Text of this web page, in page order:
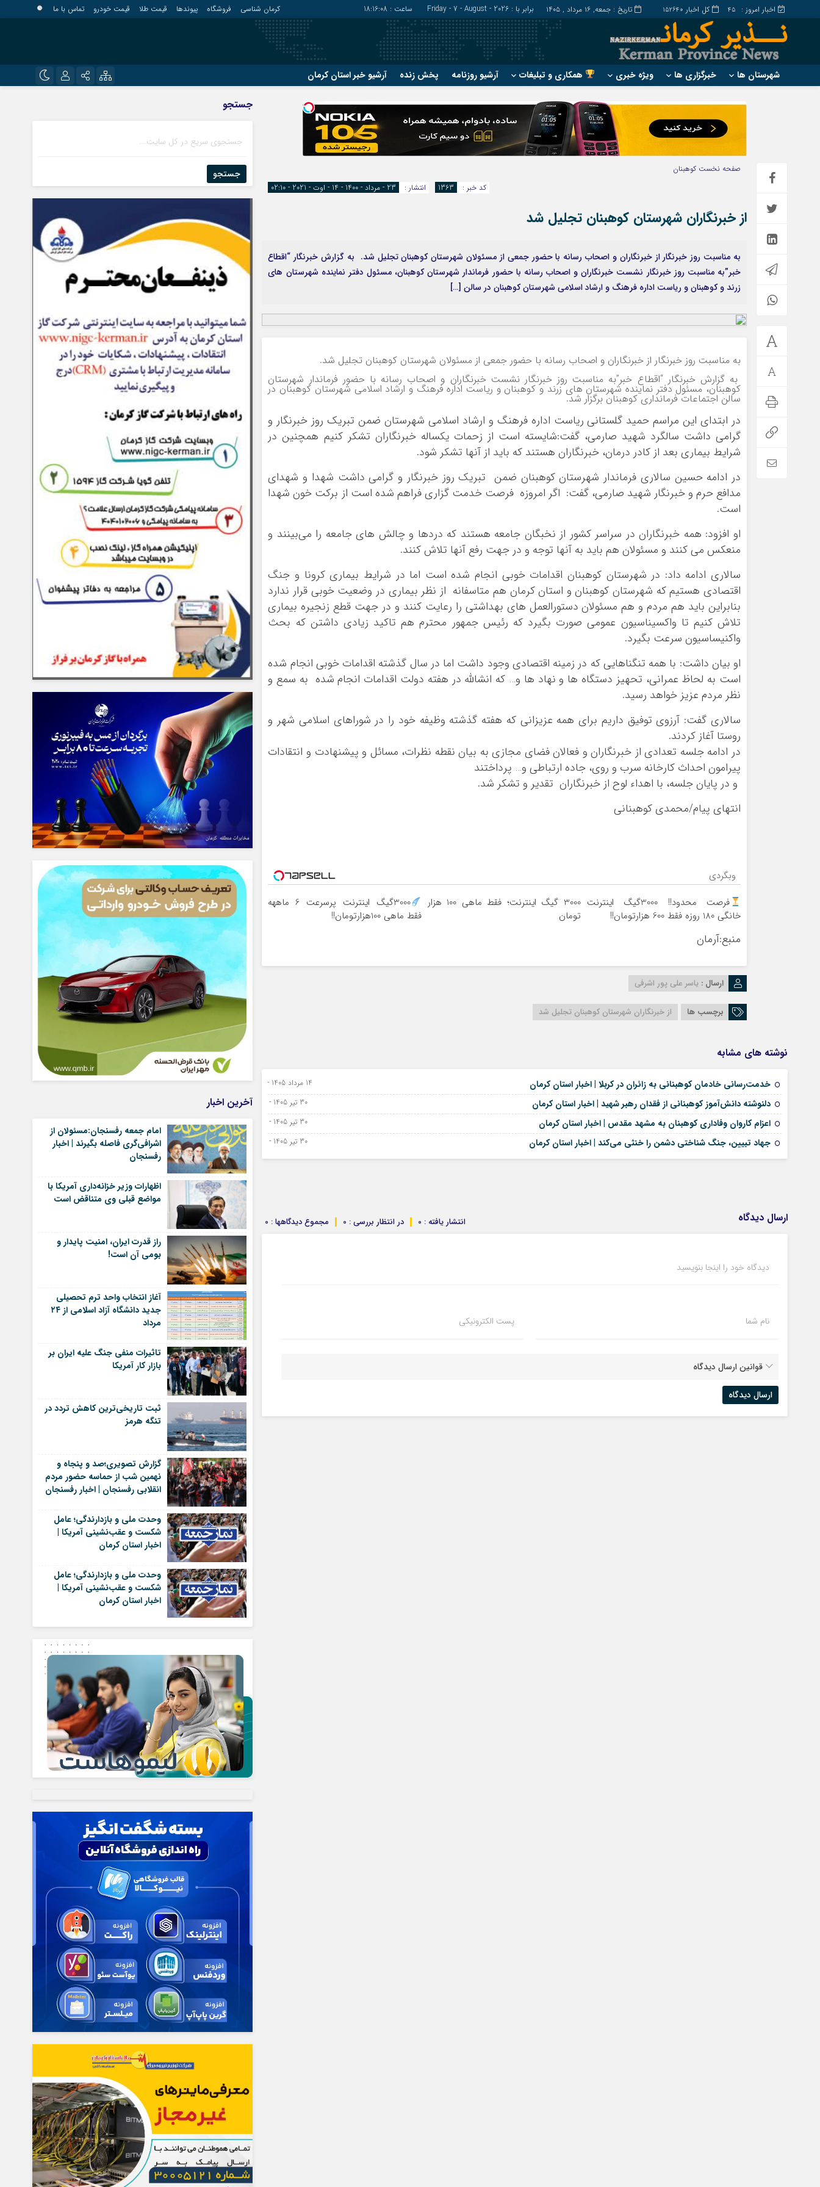
کل اخبار 152640 اخبار امروز : 45 تاریخ : جمعه, ۱۶ مرداد , ۱۴۰۵ برابر با : Friday - 7 - August - 2026 ساعت : 18:16:09 کرمان شناسی فروشگاه پیوندها قیمت طلا قیمت خودرو تماس با ما
شهرستان ها خبرگزاری ها ویژه خبری همکاری و تبلیغات آرشیو روزنامه پخش زنده آرشیو خبر استان کرمان
روبیکا
رمز عبور
بردسیر
بم
جیرفت
رابر
رفسنجان
ریگان
زرند
شهربابک
فاریاب
کهنوج
نرماشیر
صفحه نخست کوهبنان
انتشار :
23 - مرداد - 1400 - 14 - اوت - 2021 - 02:10 کد خبر : 1363
از خبرنگاران شهرستان کوهبنان تجلیل شد
به مناسبت روز خبرنگار از خبرنگاران و اصحاب رسانه با حضور جمعی از مسئولان شهرستان کوهبنان تجلیل شد. به گزارش خبرنگار “اقطاع
خبر”به مناسبت روز خبرنگار نشست خبرنگاران و اصحاب رسانه با حضور فرماندار شهرستان کوهبنان، مسئول دفتر نماینده شهرستان های
زرند و کوهبنان و ریاست اداره فرهنگ و ارشاد اسلامی شهرستان کوهبنان در سالن […]
به مناسبت روز خبرنگار از خبرنگاران و اصحاب رسانه با حضور جمعی از مسئولان شهرستان کوهبنان تجلیل شد.
به گزارش خبرنگار “اقطاع خبر”به مناسبت روز خبرنگار نشست خبرنگاران و اصحاب رسانه با حضور فرماندار شهرستان
کوهبنان، مسئول دفتر نماینده شهرستان های زرند و کوهبنان و ریاست اداره فرهنگ و ارشاد اسلامی شهرستان کوهبنان در
سالن اجتماعات فرماندارى کوهبنان برگزار شد.
در ابتدای این مراسم حمید گلستانی ریاست اداره فرهنگ و ارشاد اسلامی شهرستان ضمن تبریک روز خبرنگار و
گرامی داشت سالگرد شهید صارمی، گفت:شایسته است از زحمات یکساله خبرنگاران تشکر کنیم همچنین در
شرایط بیماری بعد از کادر درمان، خبرنگاران هستند که باید از آنها تشکر شود.
در ادامه حسین سالاری فرماندار شهرستان کوهبنان ضمن تبریک روز خبرنگار و گرامی داشت شهدا و شهدای
مدافع حرم و خبرنگار شهید صارمی، گفت: اگر امروزه فرصت خدمت گزاری فراهم شده است از برکت خون شهدا
است.
او افزود: همه خبرنگاران در سراسر کشور از نخبگان جامعه هستند که دردها و چالش های جامعه را می‌بینند و
منعکس می کنند و مسئولان هم باید به آنها توجه و در جهت رفع آنها تلاش کنند.
سالاری ادامه داد: در شهرستان کوهبنان اقدامات خوبی انجام شده است اما در شرایط بیماری کرونا و جنگ
اقتصادی هستیم که شهرستان کوهبنان و استان کرمان هم متاسفانه از نظر بیماری در وضعیت خوبی قرار ندارد
بنابراین باید هم مردم و هم مسئولان دستورالعمل های بهداشتی را رعایت کنند و در جهت قطع زنجیره بیماری
تلاش کنیم تا واکسیناسیون عمومی صورت بگیرد‌ که رئیس جمهور محترم هم تاکید زیادی داشتن که بحث
واکنیساسیون سرعت بگیرد.
او بیان داشت: با همه تنگناهایی که در زمینه اقتصادی وجود داشت اما در سال گذشته اقدامات خوبی انجام شده
است به لحاظ عمرانی، تحهیز دستگاه ها و نهاد ها و… که انشالله در هفته دولت اقدامات انجام شده به سمع و
نظر مردم عزیز خواهد رسید.
سالاری گفت: آرزوی توفیق داریم برای همه عزیزانی که هفته گذشته وظیفه خود را در شوراهای اسلامی شهر و
روستا آغاز کردند.
در ادامه جلسه تعدادی از خبرنگاران و فعالان فضای مجازی به بیان نقطه نظرات، مسائل و پیشنهادت و انتقادات
پیرامون احداث کارخانه سرب و روی، جاده ارتباطی و… پرداختند
و در پایان جلسه، با اهداء لوح از خبرنگاران تقدیر و تشکر شد.
انتهای پیام/محمدی کوهبنانی
وبگردی
فرصت محدود!! 3000گیگ اینترنت
خانگی 180 روزه فقط 600 هزارتومان!!
3000 گیگ اینترنت؛ فقط ماهی 100 هزار
تومان
3000گیگ اینترنت پرسرعت 6 ماههه
فقط ماهی 100هزارتومان!!
منبع:آرمان
ارسال : یاسر علی پور اشرفی
برچسب ها از خبرنگاران شهرستان کوهبنان تجلیل شد
نوشته های مشابه
خدمت‌رسانی خادمان کوهبنانی به زائران در کربلا | اخبار استان کرمان 14 مرداد 1405 - 05 اوت 2026
دلنوشته دانش‌آموز کوهبنانی از فقدان رهبر شهید | اخبار استان کرمان 30 تیر 1405 - 21 ژوئیه 2026
اعزام کاروان وفاداری کوهبنان به مشهد مقدس | اخبار استان کرمان 30 تیر 1405 - 21 ژوئیه 2026
جهاد تبیین، جنگ شناختی دشمن را خنثی می‌کند | اخبار استان کرمان 30 تیر 1405 - 21 ژوئیه 2026
ارسال دیدگاه مجموع دیدگاهها : 0 در انتظار بررسی : 0 انتشار یافته : 0
دیدگاه خود را اینجا بنویسید
نام شما پست الکترونیکی
قوانین ارسال دیدگاه
جستجو
جستجو
آخرین اخبار
امام جمعه رفسنجان:مسئولان از
اشرافی‌گری فاصله بگیرند | اخبار
رفسنجان
اظهارات وزیر خزانه‌داری آمریکا با
مواضع قبلی وی متناقض است
راز قدرت ایران، امنیت پایدار و
بومی آن است!
آغاز انتخاب واحد ترم تحصیلی
جدید دانشگاه آزاد اسلامی از ۲۴
مرداد
تاثیرات منفی جنگ علیه ایران بر
بازار کار آمریکا
ثبت تاریخی‌ترین کاهش تردد در
تنگه هرمز
گزارش تصویری؛صد و پنجاه و
نهمین شب از حماسه حضور مردم
انقلابی رفسنجان | اخبار رفسنجان
وحدت ملی و بازدارندگی؛ عامل
شکست و عقب‌نشینی آمریکا |
اخبار استان کرمان
وحدت ملی و بازدارندگی؛ عامل
شکست و عقب‌نشینی آمریکا |
اخبار استان کرمان